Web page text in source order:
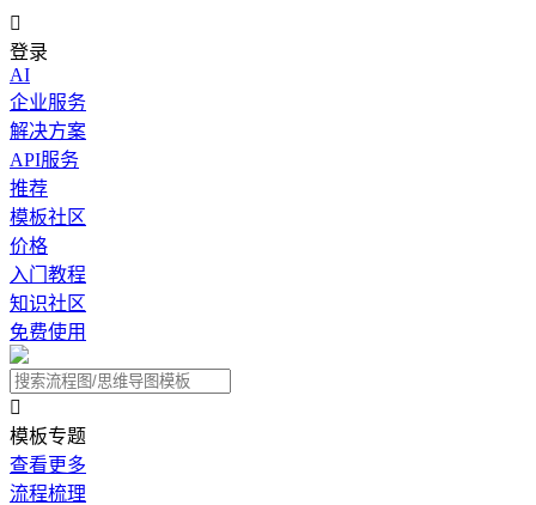

登录
AI
企业服务
解决方案
API服务
推荐
模板社区
价格
入门教程
知识社区
免费使用

模板专题
查看更多
流程梳理